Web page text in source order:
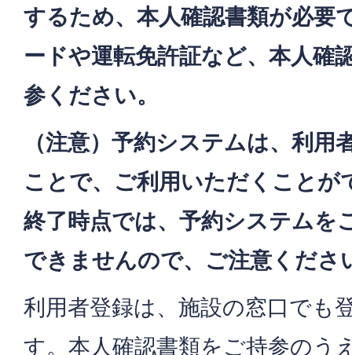
するため、本人確認書類が必要
ードや運転免許証など、本人確
参ください。
（注意）予約システムは、利用
ことで、ご利用いただくことが
終了時点では、予約システムを
できませんので、ご注意くださ
利用者登録は、施設の窓口でも
す。本人確認書類をご持参のう